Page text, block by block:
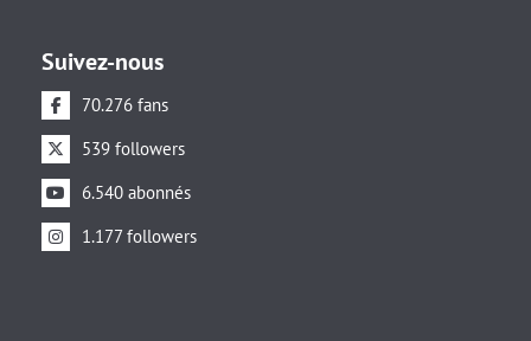
Suivez-nous
70.276 fans
539 followers
6.540 abonnés
1.177 followers